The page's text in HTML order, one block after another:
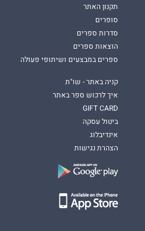
תקנון האתר
סופרים
סדרות ספרים
הוצאות ספרים
ספרים במבצעים ושיתופי פעולה
קניה באתר - שו"ת
איך לרכוש ספר באתר
GIFT CARD
ביטול עסקה
אינדיבלוג
הצהרת נגישות